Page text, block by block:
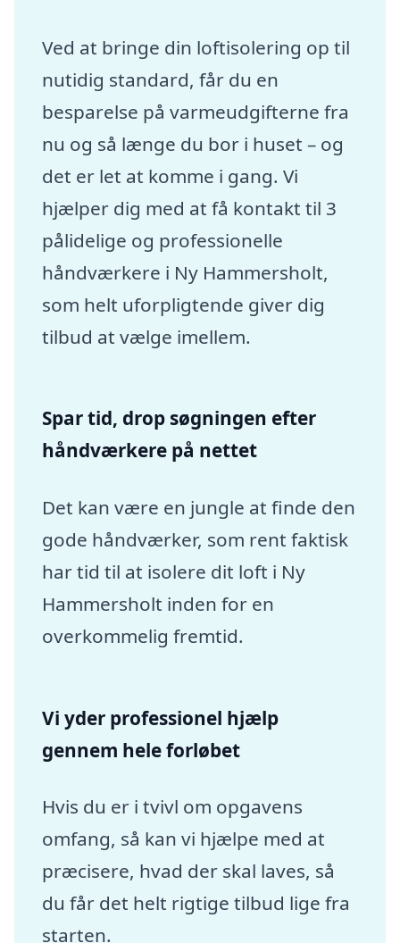
Ved at bringe din loftisolering op til
nutidig standard, får du en
besparelse på varmeudgifterne fra
nu og så længe du bor i huset – og
det er let at komme i gang. Vi
hjælper dig med at få kontakt til 3
pålidelige og professionelle
håndværkere i Ny Hammersholt,
som helt uforpligtende giver dig
tilbud at vælge imellem.
Spar tid, drop søgningen efter
håndværkere på nettet
Det kan være en jungle at finde den
gode håndværker, som rent faktisk
har tid til at isolere dit loft i Ny
Hammersholt inden for en
overkommelig fremtid.
Vi yder professionel hjælp
gennem hele forløbet
Hvis du er i tvivl om opgavens
omfang, så kan vi hjælpe med at
præcisere, hvad der skal laves, så
du får det helt rigtige tilbud lige fra
starten.